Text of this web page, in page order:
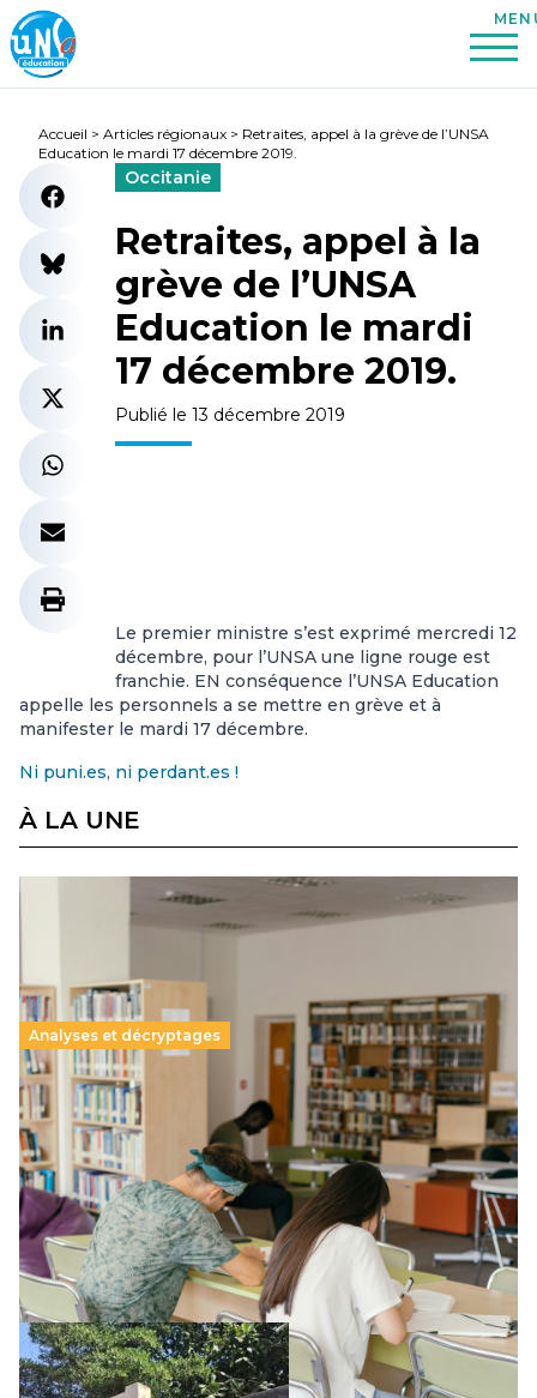
Accueil > Articles régionaux > Retraites, appel à la grève de l’UNSA
Education le mardi 17 décembre 2019.
Occitanie
Retraites, appel à la
grève de l’UNSA
Education le mardi
17 décembre 2019.
Publié le 13 décembre 2019
Le premier ministre s’est exprimé mercredi 12
décembre, pour l’UNSA une ligne rouge est
franchie. EN conséquence l’UNSA Education
appelle les personnels a se mettre en grève et à
manifester le mardi 17 décembre.
Ni puni.es, ni perdant.es !
À LA UNE
Analyses et décryptages
Supérieur privé : une dérive qui met à mal la
promesse républicaine
11 juillet 2026-
Le projet de loi sur la régulation de l’enseignement
supérieur privé met en lumière l’amplification d’un système
qui relègue l’acte pédagogique au superfétatoire, voire à…
Lire la suite →